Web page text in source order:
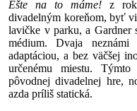
Ešte na to máme! z
divadelným koreňom, byť
lavičke v parku, a Gardner
médium. Dvaja
adaptáciou, a bez väčšej
určenému miestu.
pôvodnej divadelnej hre,
azda príliš statická.